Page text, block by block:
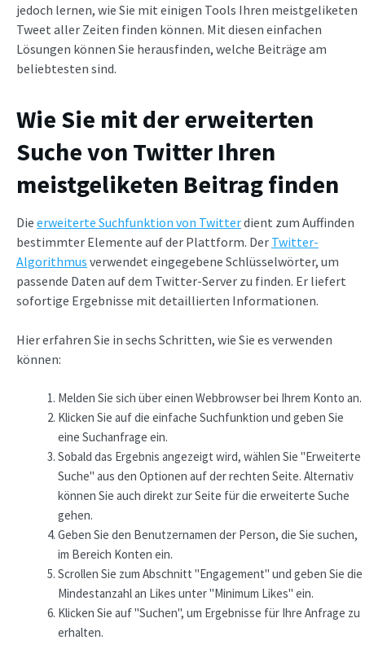
jedoch lernen, wie Sie mit einigen Tools Ihren meistgeliketen
Tweet aller Zeiten finden können. Mit diesen einfachen
Lösungen können Sie herausfinden, welche Beiträge am
beliebtesten sind.
Wie Sie mit der erweiterten
Suche von Twitter Ihren
meistgeliketen Beitrag finden
Die erweiterte Suchfunktion von Twitterdient zum Auffinden
bestimmter Elemente auf der Plattform. Der Twitter-
Algorithmus verwendet eingegebene Schlüsselwörter, um
passende Daten auf dem Twitter-Server zu finden. Er liefert
sofortige Ergebnisse mit detaillierten Informationen.
Hier erfahren Sie in sechs Schritten, wie Sie es verwenden
können:
Melden Sie sich über einen Webbrowser bei Ihrem Konto an.
Klicken Sie auf die einfache Suchfunktion und geben Sie
eine Suchanfrage ein.
Sobald das Ergebnis angezeigt wird, wählen Sie "Erweiterte
Suche" aus den Optionen auf der rechten Seite. Alternativ
können Sie auch direkt zur Seite für die erweiterte Suche
gehen.
Geben Sie den Benutzernamen der Person, die Sie suchen,
im Bereich Konten ein.
Scrollen Sie zum Abschnitt "Engagement" und geben Sie die
Mindestanzahl an Likes unter "Minimum Likes" ein.
Klicken Sie auf "Suchen", um Ergebnisse für Ihre Anfrage zu
erhalten.